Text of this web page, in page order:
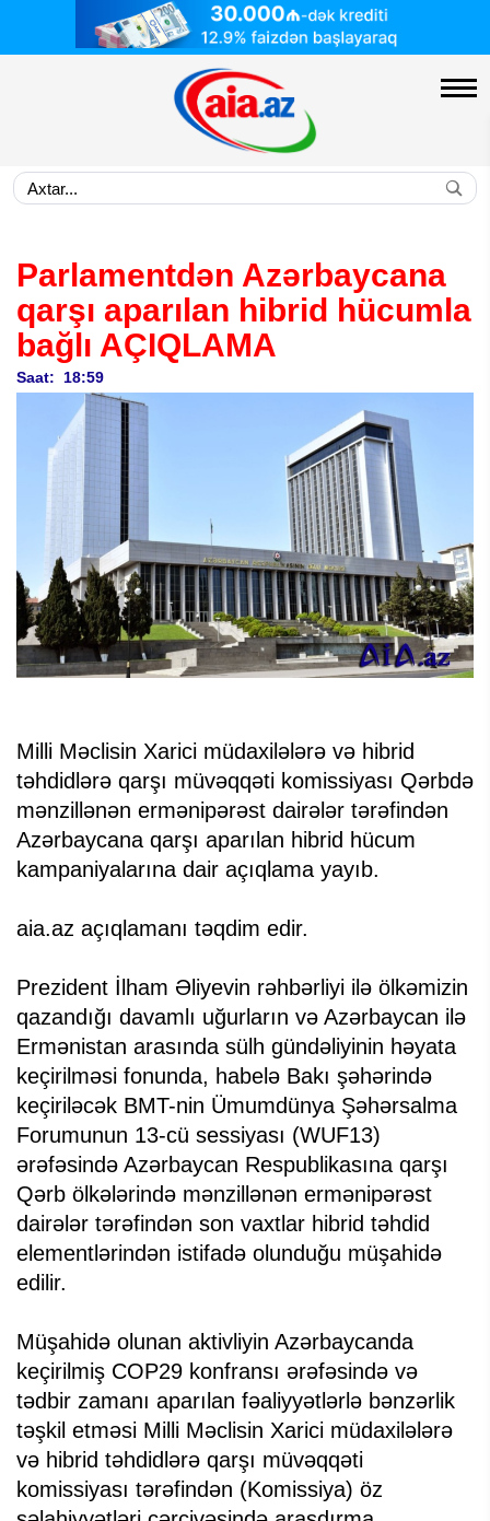
Parlamentdən Azərbaycana
qarşı aparılan hibrid hücumla
bağlı AÇIQLAMA
Saat: 18:59
Milli Məclisin Xarici müdaxilələrə və hibrid
təhdidlərə qarşı müvəqqəti komissiyası Qərbdə
mənzillənən ermənipərəst dairələr tərəfindən
Azərbaycana qarşı aparılan hibrid hücum
kampaniyalarına dair açıqlama yayıb.
aia.az açıqlamanı təqdim edir.
Prezident İlham Əliyevin rəhbərliyi ilə ölkəmizin
qazandığı davamlı uğurların və Azərbaycan ilə
Ermənistan arasında sülh gündəliyinin həyata
keçirilməsi fonunda, habelə Bakı şəhərində
keçiriləcək BMT-nin Ümumdünya Şəhərsalma
Forumunun 13-cü sessiyası (WUF13)
ərəfəsində Azərbaycan Respublikasına qarşı
Qərb ölkələrində mənzillənən ermənipərəst
dairələr tərəfindən son vaxtlar hibrid təhdid
elementlərindən istifadə olunduğu müşahidə
edilir.
Müşahidə olunan aktivliyin Azərbaycanda
keçirilmiş COP29 konfransı ərəfəsində və
tədbir zamanı aparılan fəaliyyətlərlə bənzərlik
təşkil etməsi Milli Məclisin Xarici müdaxilələrə
və hibrid təhdidlərə qarşı müvəqqəti
komissiyası tərəfindən (Komissiya) öz